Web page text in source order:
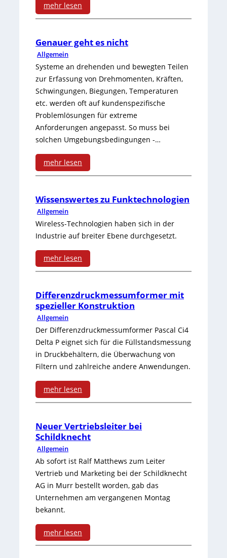
mehr lesen
:
R
ü
c
k
w
i
r
n
g
s
f
r
e
i
e
D
i
a
g
o
s
e
i
n
n
Genauer geht es nicht
Allgemein
Systeme an drehenden und bewegten Teilen
zur Erfassung von Drehmomenten, Kräften,
Schwingungen, Biegungen, Temperaturen
etc. werden oft auf kundenspezifische
Problemlösungen für extreme
Anforderungen angepasst. So muss bei
solchen Umgebungsbedingungen -…
mehr lesen
:
G
e
n
a
u
r
g
e
h
n
i
c
h
t
Wissenswertes zu Funktechnologien
Allgemein
Wireless-Technologien haben sich in der
Industrie auf breiter Ebene durchgesetzt.
mehr lesen
:
W
i
s
s
e
n
s
e
r
t
e
s
z
u
Differenzdruckmessumformer mit
spezieller Konstruktion
Allgemein
Der Differenzdruckmessumformer Pascal Ci4
Delta P eignet sich für die Füllstandsmessung
in Druckbehältern, die Überwachung von
Filtern und zahlreiche andere Anwendungen.
mehr lesen
:
D
i
f
f
e
r
e
n
Neuer Vertriebsleiter bei
Schildknecht
Allgemein
Ab sofort ist Ralf Matthews zum Leiter
Vertrieb und Marketing bei der Schildknecht
AG in Murr bestellt worden, gab das
Unternehmen am vergangenen Montag
bekannt.
mehr lesen
: